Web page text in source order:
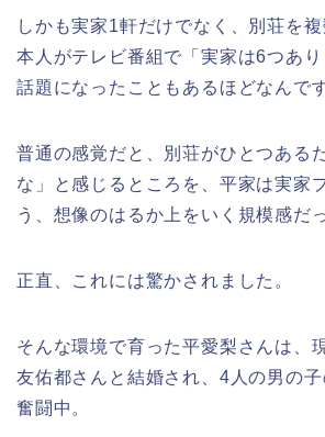
しかも実家1軒だけでなく、別荘を複
本人がテレビ番組で「実家は6つあ
話題になったこともあるほどなんで
普通の感覚だと、別荘がひとつある
な」と感じるところを、平家は実家
う、想像のはるか上をいく規模感だ
正直、これには驚かされました。
そんな環境で育った平愛梨さんは、
友佑都さんと結婚され、4人の男の
奮闘中。